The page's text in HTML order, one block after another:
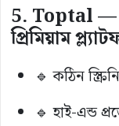
5. Toptal —
প্রিমিয়াম
🔹 কঠিন
🔹 হাই-এন্ড